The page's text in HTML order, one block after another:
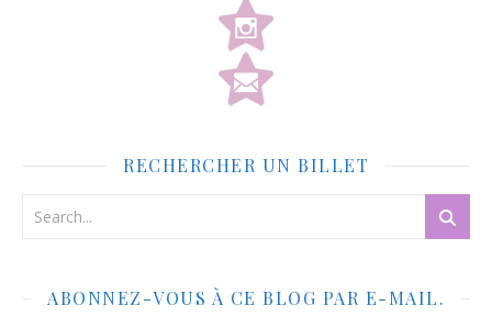
RECHERCHER UN BILLET
ABONNEZ-VOUS À CE BLOG PAR E-MAIL.